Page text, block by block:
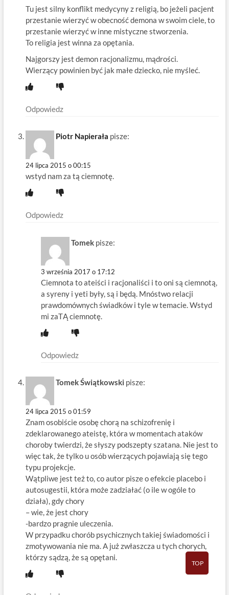
Tu jest silny konflikt medycyny z religią, bo jeżeli pacjent
przestanie wierzyć w obecność demona w swoim ciele, to
przestanie wierzyć w inne mistyczne stworzenia.
To religia jest winna za opętania.
Najgorszy jest demon racjonalizmu, mądrości.
Wierzący powinien być jak małe dziecko, nie myśleć.
Odpowiedz
Piotr Napierała pisze:
24 lipca 2015 o 00:15
wstyd nam za tą ciemnotę.
Odpowiedz
Tomek pisze:
3 września 2017 o 17:12
Ciemnota to ateiści i racjonaliści i to oni są ciemnotą,
a syreny i yeti były, są i będą. Mnóstwo relacji
prawdomównych świadków i tyle w temacie. Wstyd
mi zaTĄ ciemnotę.
Odpowiedz
Tomek Świątkowski pisze:
24 lipca 2015 o 01:59
Znam osobiście osobę chorą na schizofrenię i
zdeklarowanego ateistę, która w momentach ataków
choroby twierdzi, że słyszy podszepty szatana. Nie jest to
więc tak, że tylko u osób wierzących pojawiają się tego
typu projekcje.
Wątpliwe jest też to, co autor pisze o efekcie placebo i
autosugestii, która może zadziałać (o ile w ogóle to
działa), gdy chory
– wie, że jest chory
-bardzo pragnie uleczenia.
W przypadku chorób psychicznych takiej świadomości i
zmotywowania nie ma. A już zwłaszcza u tych chorych,
którzy sądzą, że są opętani.
TOP